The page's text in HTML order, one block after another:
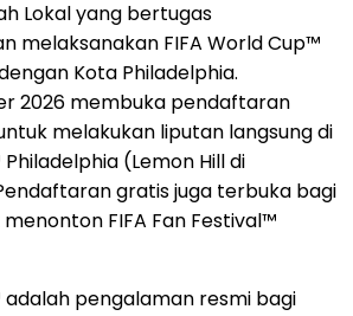
Lokal yang bertugas
melaksanakan FIFA World Cup™
Kota Philadelphia.
2026 membuka pendaftaran
melakukan liputan langsung di
(Lemon Hill di
gratis juga terbuka bagi
FIFA Fan Festival™
adalah pengalaman resmi bagi